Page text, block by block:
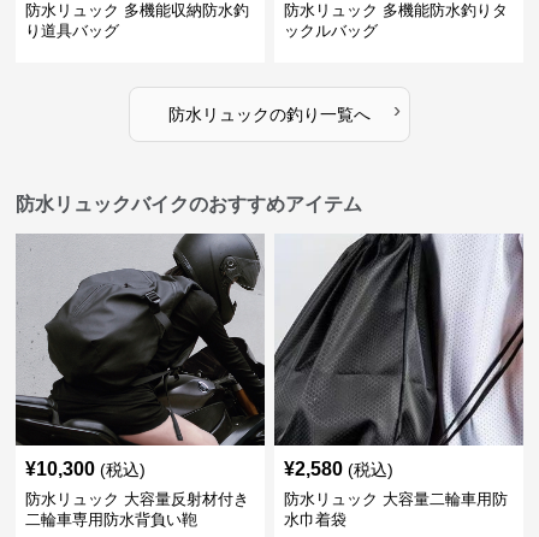
防水リュック 多機能収納防水釣
り道具バッグ
防水リュック 多機能防水釣りタ
ックルバッグ
防水リュックの釣り一覧へ ›
防水リュックバイクのおすすめアイテム
¥10,300 (税込)
防水リュック 大容量反射材付き
二輪車専用防水背負い鞄
¥2,580 (税込)
防水リュック 大容量二輪車用防
水巾着袋